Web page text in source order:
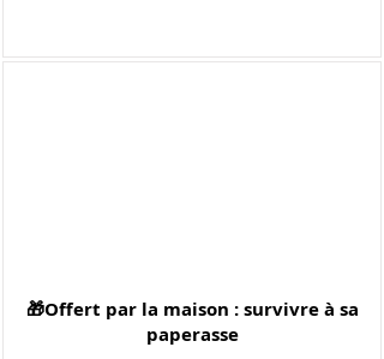
🎁Offert par la maison : survivre à sa
paperasse